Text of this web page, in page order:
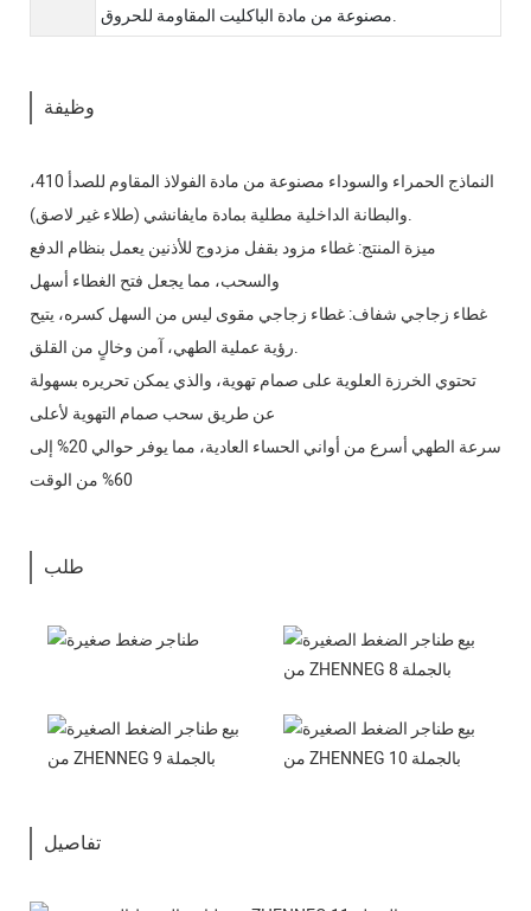
مصنوعة من مادة الباكليت المقاومة للحروق.
وظيفة
النماذج الحمراء والسوداء مصنوعة من مادة الفولاذ المقاوم للصدأ 410،
والبطانة الداخلية مطلية بمادة مايفانشي (طلاء غير لاصق).
ميزة المنتج: غطاء مزود بقفل مزدوج للأذنين يعمل بنظام الدفع
والسحب، مما يجعل فتح الغطاء أسهل
غطاء زجاجي شفاف: غطاء زجاجي مقوى ليس من السهل كسره، يتيح
رؤية عملية الطهي، آمن وخالٍ من القلق.
تحتوي الخرزة العلوية على صمام تهوية، والذي يمكن تحريره بسهولة
عن طريق سحب صمام التهوية لأعلى
سرعة الطهي أسرع من أواني الحساء العادية، مما يوفر حوالي 20% إلى
60% من الوقت
طلب
تفاصيل